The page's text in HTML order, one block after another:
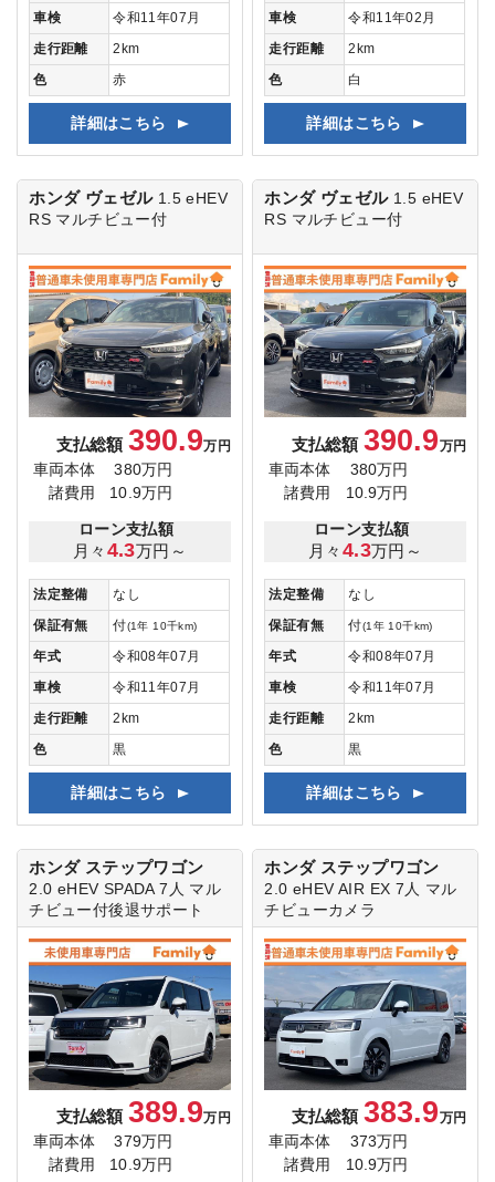
車検
令和11年07月
走行距離
2km
色
赤
詳細はこちら
車検
令和11年02月
走行距離
2km
色
白
詳細はこちら
ホンダ ヴェゼル 1.5 eHEV
RS マルチビュー付
支払総額 390.9万円
車両本体
380万円
諸費用
10.9万円
ローン支払額
月々 4.3万円～
法定整備
なし
保証有無
付(1年 10千km)
年式
令和08年07月
車検
令和11年07月
走行距離
2km
色
黒
詳細はこちら
ホンダ ヴェゼル 1.5 eHEV
RS マルチビュー付
支払総額 390.9万円
車両本体
380万円
諸費用
10.9万円
ローン支払額
月々 4.3万円～
法定整備
なし
保証有無
付(1年 10千km)
年式
令和08年07月
車検
令和11年07月
走行距離
2km
色
黒
詳細はこちら
ホンダ ステップワゴン
2.0 eHEV SPADA 7人 マル
チビュー付後退サポート
支払総額 389.9万円
車両本体
379万円
諸費用
10.9万円
ホンダ ステップワゴン
2.0 eHEV AIR EX 7人 マル
チビューカメラ
支払総額 383.9万円
車両本体
373万円
諸費用
10.9万円